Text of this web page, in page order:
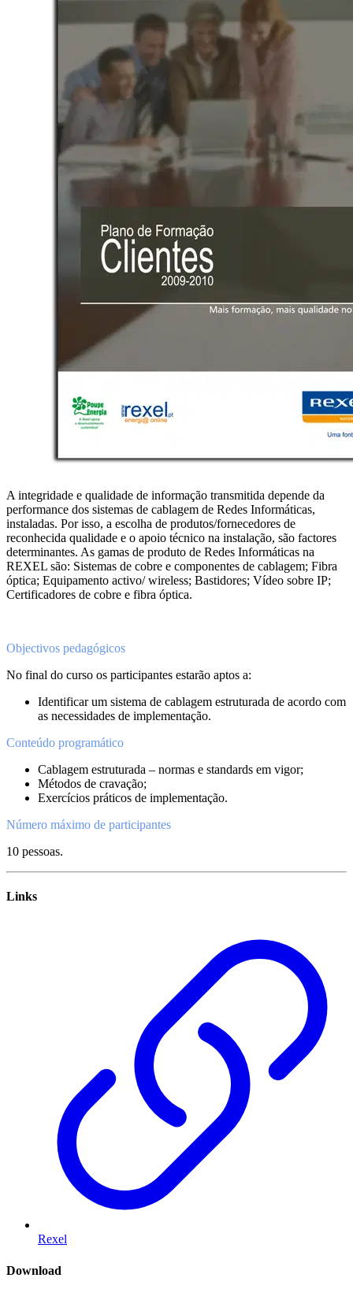
A integridade e qualidade de informação transmitida depende da
performance dos sistemas de cablagem de Redes Informáticas,
instaladas. Por isso, a escolha de produtos/fornecedores de
reconhecida qualidade e o apoio técnico na instalação, são factores
determinantes. As gamas de produto de Redes Informáticas na
REXEL são: Sistemas de cobre e componentes de cablagem; Fibra
óptica; Equipamento activo/ wireless; Bastidores; Vídeo sobre IP;
Certificadores de cobre e fibra óptica.
Objectivos pedagógicos
No final do curso os participantes estarão aptos a:
Identificar um sistema de cablagem estruturada de acordo com
as necessidades de implementação.
Conteúdo programático
Cablagem estruturada – normas e standards em vigor;
Métodos de cravação;
Exercícios práticos de implementação.
Número máximo de participantes
10 pessoas.
Links
Rexel
Download